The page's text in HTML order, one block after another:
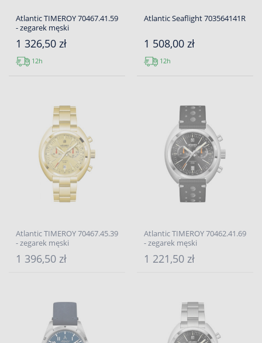
Atlantic TIMEROY 70467.41.59
- zegarek męski
1 326,50 zł
12h
Atlantic Seaflight 703564141R
1 508,00 zł
12h
Atlantic TIMEROY 70467.45.39
- zegarek męski
1 396,50 zł
Atlantic TIMEROY 70462.41.69
- zegarek męski
1 221,50 zł